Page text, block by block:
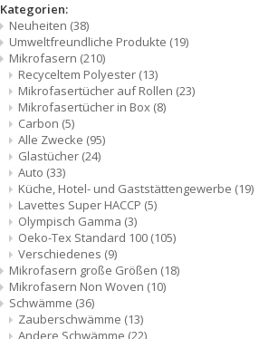
Kategorien:
Neuheiten (38)
Umweltfreundliche Produkte (19)
Mikrofasern (210)
Recyceltem Polyester (13)
Mikrofasertücher auf Rollen (23)
Mikrofasertücher in Box (8)
Carbon (5)
Alle Zwecke (95)
Glastücher (24)
Auto (33)
Küche, Hotel- und Gaststättengewerbe (19)
Lavettes Super HACCP (5)
Olympisch Gamma (3)
Oeko-Tex Standard 100 (105)
Verschiedenes (9)
Mikrofasern große Größen (18)
Mikrofasern Non Woven (10)
Schwämme (36)
Zauberschwämme (13)
Andere Schwämme (22)